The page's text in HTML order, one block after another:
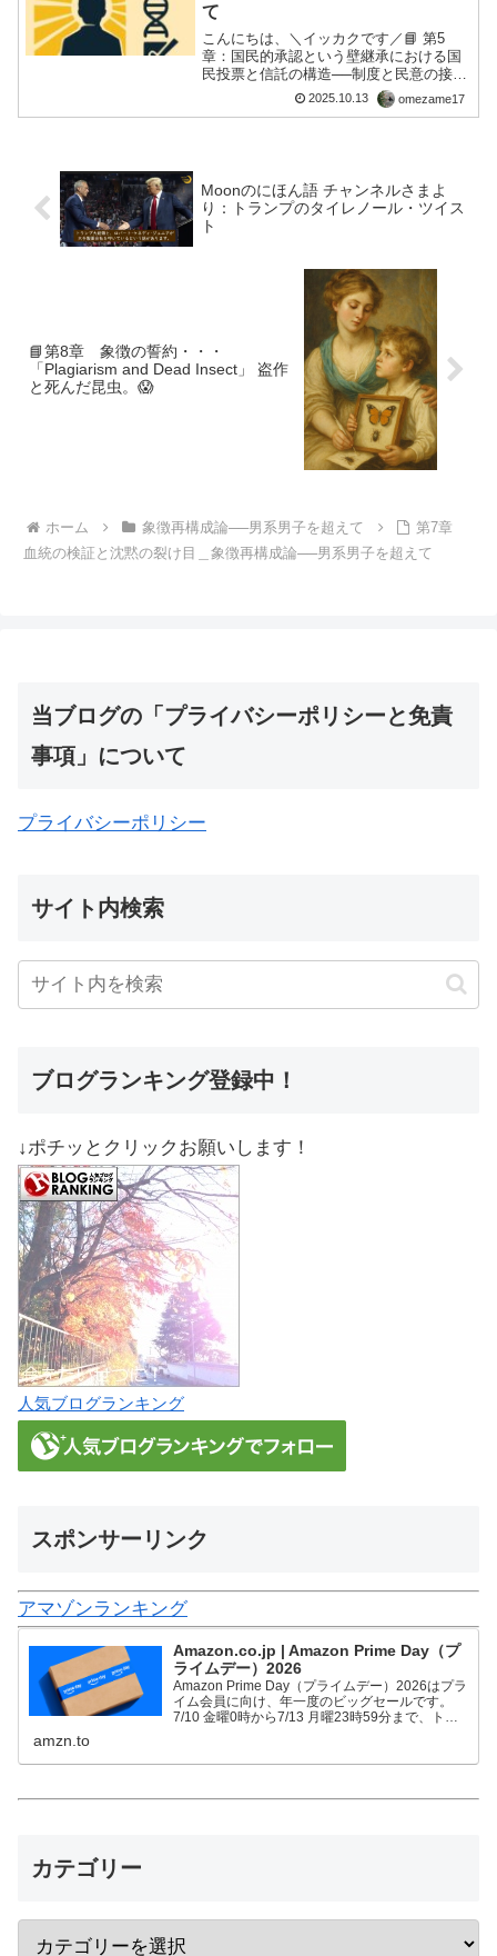
て
こんにちは、＼イッカクです／📘 第5
章：国民的承認という壁継承における国
民投票と信託の構造──制度と民意の接点
参照条文：第2条「国民的承認」あなた
は、制度によって定められた継承と、国
2025.10.13 omezame17
Moonのにほん語 チャンネルさまよ
り：トランプのタイレノール・ツイス
ト
📘第8章 象徴の誓約・・・
「Plagiarism and Dead Insect」 盗作
と死んだ昆虫。😱
ホーム 象徴再構成論──男系男子を超えて
第7章
血統の検証と沈黙の裂け目＿象徴再構成論──男系男子を超えて
当ブログの「プライバシーポリシーと免責
事項」について
プライバシーポリシー
サイト内検索
ブログランキング登録中！
↓ポチッとクリックお願いします！
人気ブログランキング
スポンサーリンク
アマゾンランキング
Amazon.co.jp | Amazon Prime Day（プ
ライムデー）2026
Amazon Prime Day（プライムデー）2026はプラ
イム会員に向け、年一度のビッグセールです。
7/10 金曜0時から7/13 月曜23時59分まで、トッ
amzn.to
カテゴリー